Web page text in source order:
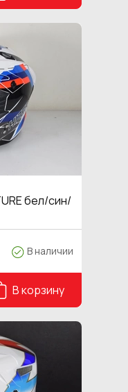
бел/син/
В наличии
В корзину